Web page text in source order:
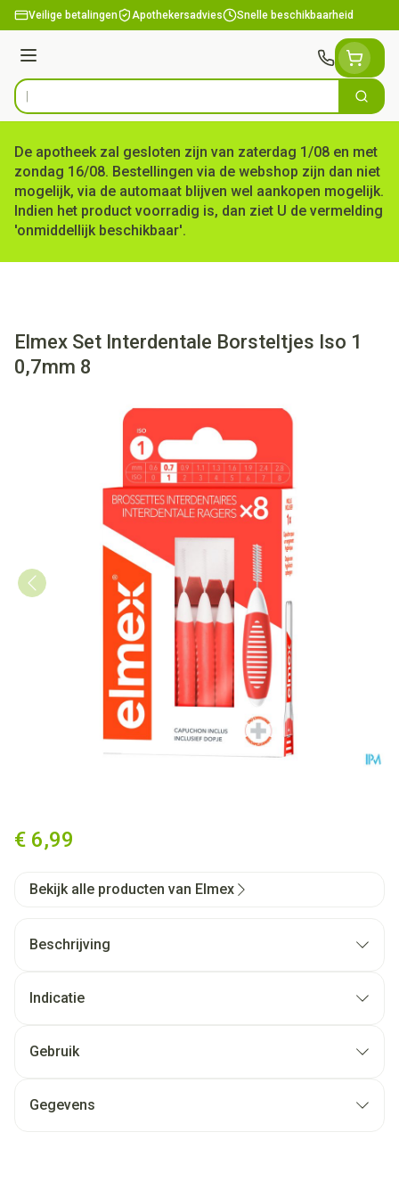
Ga naar de inhoud
Veilige betalingen Apothekersadvies Snelle beschikbaarheid
Menu
Product, merk, categorie... Zoek
De apotheek zal gesloten zijn van zaterdag 1/08 en met
zondag 16/08. Bestellingen via de webshop zijn dan niet
mogelijk, via de automaat blijven wel aankopen mogelijk.
Indien het product voorradig is, dan ziet U de vermelding
'onmiddellijk beschikbaar'.
Elmex Set Interdentale Borsteltjes Iso 1
0,7mm 8
€ 6,99
Bekijk alle producten van Elmex
Beschrijving
Indicatie
Gebruik
Gegevens